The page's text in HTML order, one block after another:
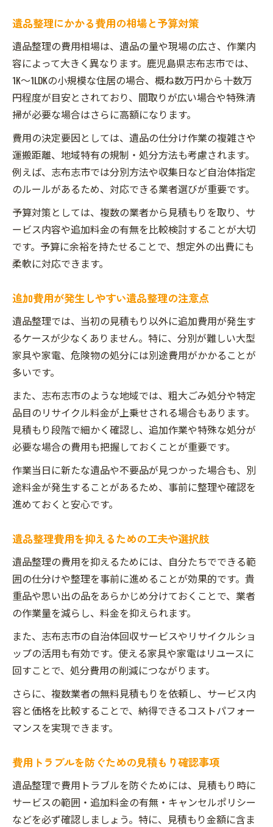
遺品整理にかかる費用の相場と予算対策
遺品整理の費用相場は、遺品の量や現場の広さ、作業内
容によって大きく異なります。鹿児島県志布志市では、
1K～1LDKの小規模な住居の場合、概ね数万円から十数万
円程度が目安とされており、間取りが広い場合や特殊清
掃が必要な場合はさらに高額になります。
費用の決定要因としては、遺品の仕分け作業の複雑さや
運搬距離、地域特有の規制・処分方法も考慮されます。
例えば、志布志市では分別方法や収集日など自治体指定
のルールがあるため、対応できる業者選びが重要です。
予算対策としては、複数の業者から見積もりを取り、サ
ービス内容や追加料金の有無を比較検討することが大切
です。予算に余裕を持たせることで、想定外の出費にも
柔軟に対応できます。
追加費用が発生しやすい遺品整理の注意点
遺品整理では、当初の見積もり以外に追加費用が発生す
るケースが少なくありません。特に、分別が難しい大型
家具や家電、危険物の処分には別途費用がかかることが
多いです。
また、志布志市のような地域では、粗大ごみ処分や特定
品目のリサイクル料金が上乗せされる場合もあります。
見積もり段階で細かく確認し、追加作業や特殊な処分が
必要な場合の費用も把握しておくことが重要です。
作業当日に新たな遺品や不要品が見つかった場合も、別
途料金が発生することがあるため、事前に整理や確認を
進めておくと安心です。
遺品整理費用を抑えるための工夫や選択肢
遺品整理の費用を抑えるためには、自分たちでできる範
囲の仕分けや整理を事前に進めることが効果的です。貴
重品や思い出の品をあらかじめ分けておくことで、業者
の作業量を減らし、料金を抑えられます。
また、志布志市の自治体回収サービスやリサイクルショ
ップの活用も有効です。使える家具や家電はリユースに
回すことで、処分費用の削減につながります。
さらに、複数業者の無料見積もりを依頼し、サービス内
容と価格を比較することで、納得できるコストパフォー
マンスを実現できます。
費用トラブルを防ぐための見積もり確認事項
遺品整理で費用トラブルを防ぐためには、見積もり時に
サービスの範囲・追加料金の有無・キャンセルポリシー
などを必ず確認しましょう。特に、見積もり金額に含ま